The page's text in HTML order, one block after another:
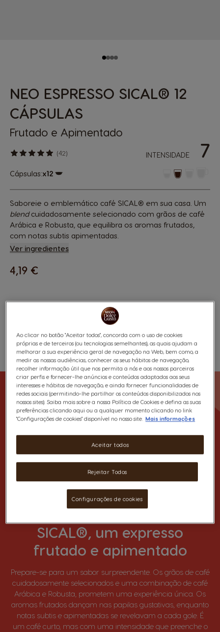
NEO ESPRESSO SICAL® 12
CÁPSULAS
Frutado e Apimentado
INTENSIDADE 7
(42)
Cápsulas:x12
Saboreie o emblemático café SICAL® em sua casa. Um
blendcuidadosamente selecionado com grãos de café
Arábica e Robusta, que equilibra os aromas frutados,
com notas subtis apimentadas.
Ver ingredientes
4,19 €
Compatibilidade
Entrega Grátis acima de 20€
Favoritos
Lista De Desejos
SICAL®, um expresso
frutado e apimentado
Prepare-se para um sabor surpreendente. Os grãos de café
cuidadosamente selecionados e uma combinação de café
Arábica e Robusta, prometem uma experiência única. Os
aromas frutados dançam nas papilas gustativas, enquanto
notas subtis e apimentadas se revelavam a cada gole. É
um café curto, mas com uma intensidade que preenche o
Ao clicar no botão "Aceitar todos", concorda com o uso de cookies
próprias e de terceiros (ou tecnologias semelhantes), as quais ajudam a
melhorar a sua experiência geral de navegação na Web, bem como, a
medir as nossas audiências, conhecer os seus hábitos de navegação,
recolher informação útil que nos permita a nós e aos nossos parceiros
criar perfis e fornecer-lhe anúncios e conteúdos adaptados aos seus
interesses e hábitos de navegação, e ainda fornecer funcionalidades de
redes sociais (permitindo-lhe partilhar os conteúdos disponibilizados nos
nossos sites). Saiba mais sobre a nossa Política de Cookies e defina as suas
preferências clicando aqui ou a qualquer momento clicando no link
"Configurações de cookies" disponível no nosso site. Mais informações
Rejeitar Todos
Aceitar todos
Configurações de cookies